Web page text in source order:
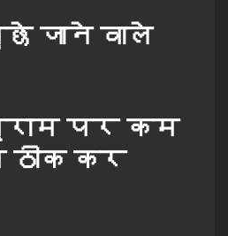
जाने वाले
पर कम
कर